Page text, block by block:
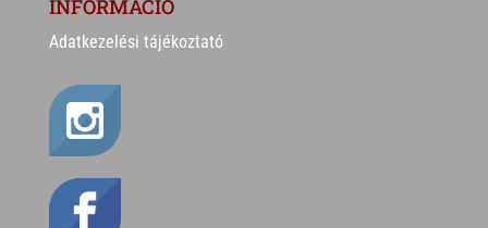
INFORMÁCIÓ
Adatkezelési tájékoztató